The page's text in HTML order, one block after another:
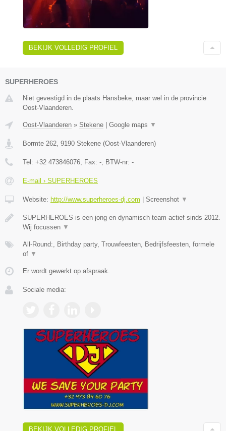
BEKIJK VOLLEDIG PROFIEL
SUPERHEROES
Niet gevestigd in de plaats Hansbeke, maar wel in de provincie
Oost-Vlaanderen.
Oost-Vlaanderen » Stekene | Google maps ▼
Bormte 262 9190 Stekene (Oost-Vlaanderen)
Tel: +32 473846076 , Fax: - , BTW-nr: -
E-mail › SUPERHEROES
Website: http://www.superheroes-dj.com | Screenshot ▼
SUPERHEROES is een jong en dynamisch team actief sinds 2012.
Wij focussen ▼
All-Round:, Birthday party, Trouwfeesten, Bedrijfsfeesten, formele
of ▼
Er wordt gewerkt op afspraak.
Sociale media:
BEKIJK VOLLEDIG PROFIEL